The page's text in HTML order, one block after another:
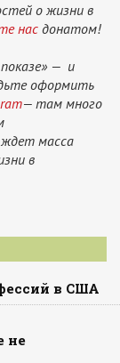
о жизни в
насдонатом!
— и
оформить
— там много
масса
в
в США
не